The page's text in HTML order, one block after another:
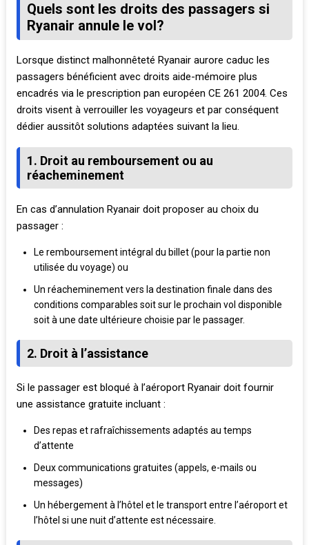
Quels sont les droits des passagers si
Ryanair annule le vol?
Lorsque distinct malhonnêteté Ryanair aurore caduc les
passagers bénéficient avec droits aide-mémoire plus
encadrés via le prescription pan européen CE 261 2004. Ces
droits visent à verrouiller les voyageurs et par conséquent
dédier aussitôt solutions adaptées suivant la lieu.
1. Droit au remboursement ou au
réacheminement
En cas d’annulation Ryanair doit proposer au choix du
passager :
Le remboursement intégral du billet (pour la partie non
utilisée du voyage) ou
Un réacheminement vers la destination finale dans des
conditions comparables soit sur le prochain vol disponible
soit à une date ultérieure choisie par le passager.
2. Droit à l’assistance
Si le passager est bloqué à l’aéroport Ryanair doit fournir
une assistance gratuite incluant :
Des repas et rafraîchissements adaptés au temps
d’attente
Deux communications gratuites (appels, e-mails ou
messages)
Un hébergement à l’hôtel et le transport entre l’aéroport et
l’hôtel si une nuit d’attente est nécessaire.